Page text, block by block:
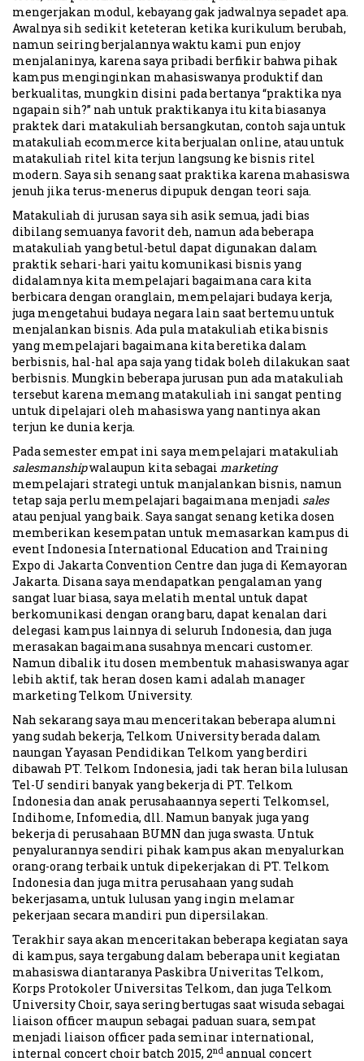
mengerjakan modul, kebayang gak jadwalnya sepadet apa.
Awalnya sih sedikit keteteran ketika kurikulum berubah,
namun seiring berjalannya waktu kami pun enjoy
menjalaninya, karena saya pribadi berfikir bahwa pihak
kampus menginginkan mahasiswanya produktif dan
berkualitas, mungkin disini pada bertanya “praktika nya
ngapain sih?” nah untuk praktikanya itu kita biasanya
praktek dari matakuliah bersangkutan, contoh saja untuk
matakuliah ecommerce kita berjualan online, atau untuk
matakuliah ritel kita terjun langsung ke bisnis ritel
modern. Saya sih senang saat praktika karena mahasiswa
jenuh jika terus-menerus dipupuk dengan teori saja.
Matakuliah di jurusan saya sih asik semua, jadi bias
dibilang semuanya favorit deh, namun ada beberapa
matakuliah yang betul-betul dapat digunakan dalam
praktik sehari-hari yaitu komunikasi bisnis yang
didalamnya kita mempelajari bagaimana cara kita
berbicara dengan oranglain, mempelajari budaya kerja,
juga mengetahui budaya negara lain saat bertemu untuk
menjalankan bisnis. Ada pula matakuliah etika bisnis
yang mempelajari bagaimana kita beretika dalam
berbisnis, hal-hal apa saja yang tidak boleh dilakukan saat
berbisnis. Mungkin beberapa jurusan pun ada matakuliah
tersebut karena memang matakuliah ini sangat penting
untuk dipelajari oleh mahasiswa yang nantinya akan
terjun ke dunia kerja.
Pada semester empat ini saya mempelajari matakuliah
salesmanshipwalaupun kita sebagai marketing
mempelajari strategi untuk manjalankan bisnis, namun
tetap saja perlu mempelajari bagaimana menjadi sales
atau penjual yang baik. Saya sangat senang ketika dosen
memberikan kesempatan untuk memasarkan kampus di
event Indonesia International Education and Training
Expo di Jakarta Convention Centre dan juga di Kemayoran
Jakarta. Disana saya mendapatkan pengalaman yang
sangat luar biasa, saya melatih mental untuk dapat
berkomunikasi dengan orang baru, dapat kenalan dari
delegasi kampus lainnya di seluruh Indonesia, dan juga
merasakan bagaimana susahnya mencari customer.
Namun dibalik itu dosen membentuk mahasiswanya agar
lebih aktif, tak heran dosen kami adalah manager
marketing Telkom University.
Nah sekarang saya mau menceritakan beberapa alumni
yang sudah bekerja, Telkom University berada dalam
naungan Yayasan Pendidikan Telkom yang berdiri
dibawah PT. Telkom Indonesia, jadi tak heran bila lulusan
Tel-U sendiri banyak yang bekerja di PT. Telkom
Indonesia dan anak perusahaannya seperti Telkomsel,
Indihome, Infomedia, dll. Namun banyak juga yang
bekerja di perusahaan BUMN dan juga swasta. Untuk
penyalurannya sendiri pihak kampus akan menyalurkan
orang-orang terbaik untuk dipekerjakan di PT. Telkom
Indonesia dan juga mitra perusahaan yang sudah
bekerjasama, untuk lulusan yang ingin melamar
pekerjaan secara mandiri pun dipersilakan.
Terakhir saya akan menceritakan beberapa kegiatan saya
di kampus, saya tergabung dalam beberapa unit kegiatan
mahasiswa diantaranya Paskibra Univeritas Telkom,
Korps Protokoler Universitas Telkom, dan juga Telkom
University Choir, saya sering bertugas saat wisuda sebagai
liaison officer maupun sebagai paduan suara, sempat
menjadi liaison officer pada seminar international,
internal concert choir batch 2015, 2nd annual concert